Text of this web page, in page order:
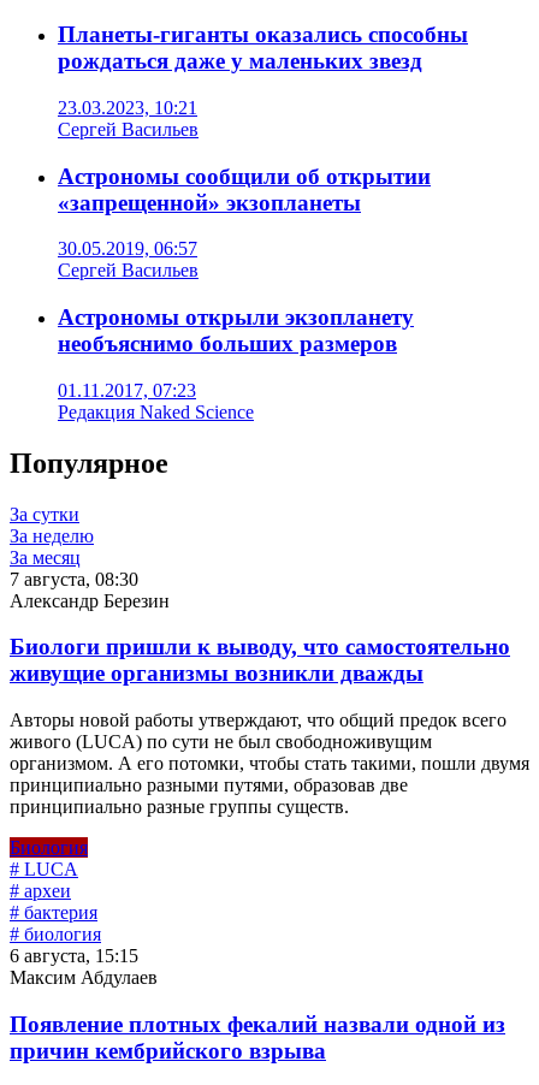
Планеты-гиганты оказались способны
рождаться даже у маленьких звезд
23.03.2023, 10:21
Сергей Васильев
Астрономы сообщили об открытии
«запрещенной» экзопланеты
30.05.2019, 06:57
Сергей Васильев
Астрономы открыли экзопланету
необъяснимо больших размеров
01.11.2017, 07:23
Редакция Naked Science
Популярное
За сутки
За неделю
За месяц
7 августа, 08:30
Александр Березин
Биологи пришли к выводу, что самостоятельно
живущие организмы возникли дважды
Авторы новой работы утверждают, что общий предок всего
живого (LUCA) по сути не был свободноживущим
организмом. А его потомки, чтобы стать такими, пошли двумя
принципиально разными путями, образовав две
принципиально разные группы существ.
Биология
# LUCA
# археи
# бактерия
# биология
6 августа, 15:15
Максим Абдулаев
Появление плотных фекалий назвали одной из
причин кембрийского взрыва